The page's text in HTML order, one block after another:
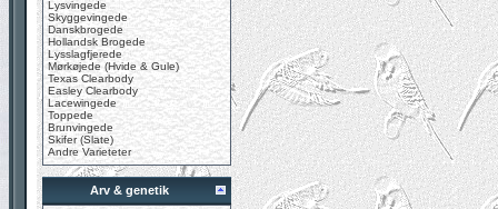
Lysvingede
Skyggevingede
Danskbrogede
Hollandsk Brogede
Lysslagfjerede
Mørkøjede (Hvide & Gule)
Texas Clearbody
Easley Clearbody
Lacewingede
Toppede
Brunvingede
Skifer (Slate)
Andre Varieteter
Arv & genetik